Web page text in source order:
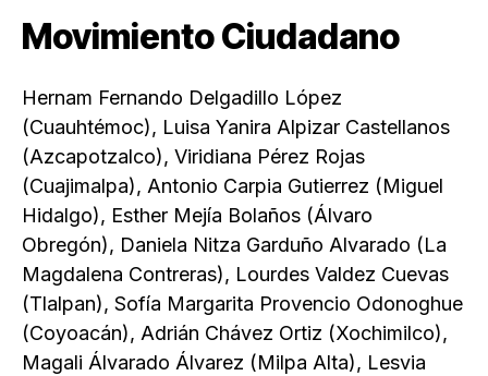
Movimiento Ciudadano
Hernam Fernando Delgadillo López
(Cuauhtémoc), Luisa Yanira Alpizar Castellanos
(Azcapotzalco), Viridiana Pérez Rojas
(Cuajimalpa), Antonio Carpia Gutierrez (Miguel
Hidalgo), Esther Mejía Bolaños (Álvaro
Obregón), Daniela Nitza Garduño Alvarado (La
Magdalena Contreras), Lourdes Valdez Cuevas
(Tlalpan), Sofía Margarita Provencio Odonoghue
(Coyoacán), Adrián Chávez Ortiz (Xochimilco),
Magali Álvarado Álvarez (Milpa Alta), Lesvia